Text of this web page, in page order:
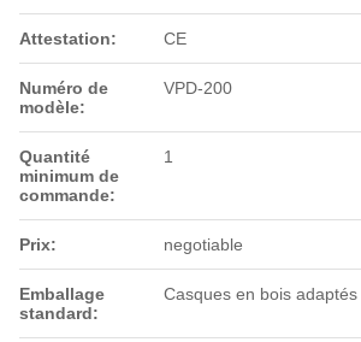
Attestation: CE
Numéro de
modèle:
VPD-200
Quantité
minimum de
commande:
1
Prix: negotiable
Emballage
standard:
Casques en bois